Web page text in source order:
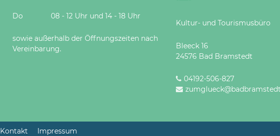
Do 08 - 12 Uhr und 14 - 18 Uhr
sowie außerhalb der Öffnungszeiten nach
Vereinbarung.
Kultur- und Tourismusbüro
Bleeck 16
24576 Bad Bramstedt
04192-506-827
Kontakt
Impressum